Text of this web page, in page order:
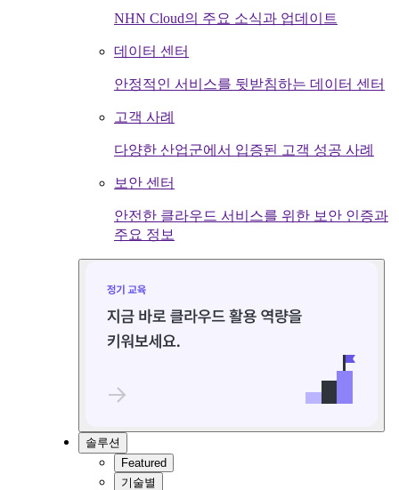
NHN Cloud의 주요 소식과 업데이트
데이터 센터
안정적인 서비스를 뒷받침하는 데이터 센터
고객 사례
다양한 산업군에서 입증된 고객 성공 사례
보안 센터
안전한 클라우드 서비스를 위한 보안 인증과
주요 정보
솔루션
Featured
기술별